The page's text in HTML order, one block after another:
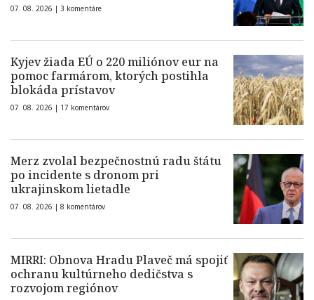
07. 08. 2026 | 3 komentáre
Kyjev žiada EÚ o 220 miliónov eur na
pomoc farmárom, ktorých postihla
blokáda prístavov
07. 08. 2026 | 17 komentárov
Merz zvolal bezpečnostnú radu štátu
po incidente s dronom pri
ukrajinskom lietadle
07. 08. 2026 | 8 komentárov
MIRRI: Obnova Hradu Plaveč má spojiť
ochranu kultúrneho dedičstva s
rozvojom regiónov